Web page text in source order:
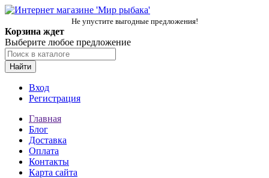
Не упустите выгодные предложения!
Корзина ждет
Выберите любое предложение
Найти
Вход
Регистрация
Главная
Блог
Доставка
Оплата
Контакты
Карта сайта